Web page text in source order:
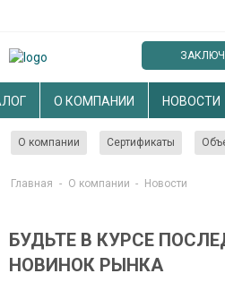
ОПТОВЫЙ
О КОМПАНИИ НОВОСТИ
О компании Сертификаты
Главная - О компании - Новости
БУДЬТЕ В КУРСЕ
НОВИНОК РЫНКА